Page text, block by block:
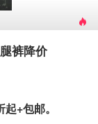
裤降价
起+包邮。